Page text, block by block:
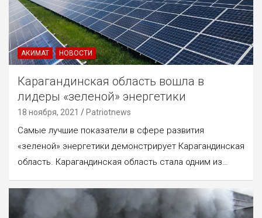
АКИМАТ НОВОСТИ
Карагандинская область вошла в
лидеры «зеленой» энергетики
18 ноября, 2021 Patriotnews
Самые лучшие показатели в сфере развития
«зеленой» энергетики демонстрирует Карагандинская
область. Карагандинская область стала одним из…